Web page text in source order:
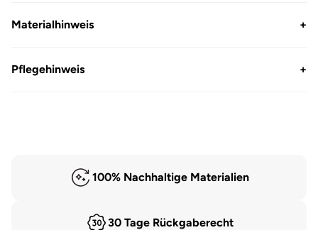
Materialhinweis +
Pflegehinweis +
100% Nachhaltige Materialien
30 Tage Rückgaberecht